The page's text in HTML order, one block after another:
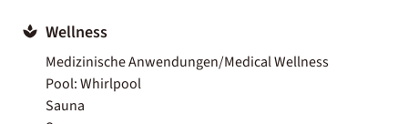
Wellness
Medizinische Anwendungen/Medical Wellness
Pool: Whirlpool
Sauna